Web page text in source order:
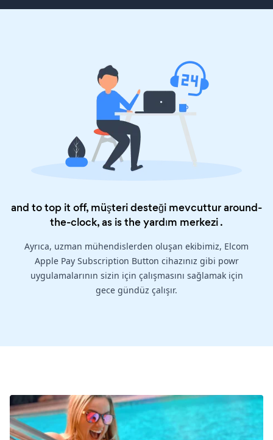
and to top it off, müşteri desteği mevcuttur around-
the-clock, as is theyardım merkezi.
Ayrıca, uzman mühendislerden oluşan ekibimiz, Elcom
Apple Pay Subscription Button cihazınız gibi powr
uygulamalarının sizin için çalışmasını sağlamak için
gece gündüz çalışır.